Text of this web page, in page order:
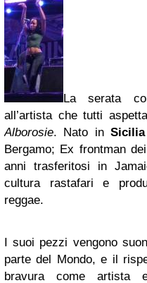
La serata
all’artista che tutti
Alborosie. Nato in Sicilia
Bergamo; Ex frontman dei
anni trasferitosi in
cultura rastafari e
reggae.
I suoi pezzi vengono
parte del Mondo, e il
bravura come artista